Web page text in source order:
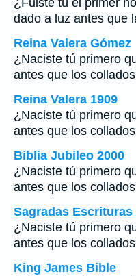
¿Fuiste tú el primer
dado a luz antes que
Reina Valera Gómez
¿Naciste tú primero
antes que los
Reina Valera 1909
¿Naciste tú primero
antes que los
Biblia Jubileo 2000
¿Naciste tú primero
antes que los
Sagradas Escrituras
¿Naciste tú primero
antes que los
King James Bible